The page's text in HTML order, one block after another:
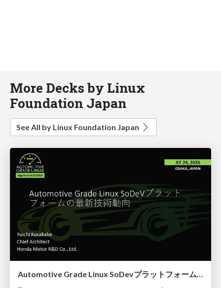
More Decks by Linux
Foundation Japan
See All by Linux Foundation Japan
Automotive Grade Linux SoDevプラットフォームの最新技術動向